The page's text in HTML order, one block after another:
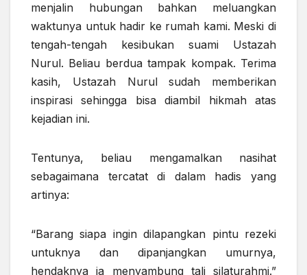
menjalin hubungan bahkan meluangkan
waktunya untuk hadir ke rumah kami. Meski di
tengah-tengah kesibukan suami Ustazah
Nurul. Beliau berdua tampak kompak. Terima
kasih, Ustazah Nurul sudah memberikan
inspirasi sehingga bisa diambil hikmah atas
kejadian ini.
Tentunya, beliau mengamalkan nasihat
sebagaimana tercatat di dalam hadis yang
artinya:
“Barang siapa ingin dilapangkan pintu rezeki
untuknya dan dipanjangkan umurnya,
hendaknya ia menyambung tali silaturahmi.”